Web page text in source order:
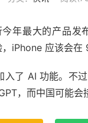
年最大的产品发
iPhone 应该会在
了 AI 功能。不
，而中国可能会